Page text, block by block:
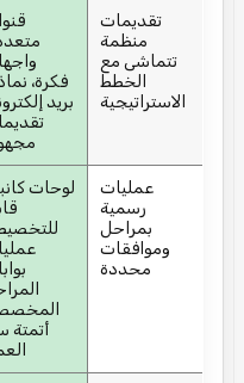
فكرة،
بريد
تقديمات
منظمة
تتماشى مع
الخطط
الاستراتيجية
لوحات
أتمتة
عمليات
رسمية
بمراحل
وموافقات
محددة